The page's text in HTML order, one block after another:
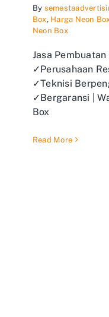
By
Box, Harga Neon
Neon Box
Jasa
✓Perusahaan
✓Teknisi
✓Bergaransi |
Box
Read More